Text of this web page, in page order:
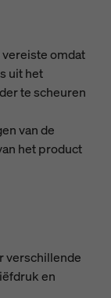
omdat
uit het
te scheuren
van de
het product
verschillende
en